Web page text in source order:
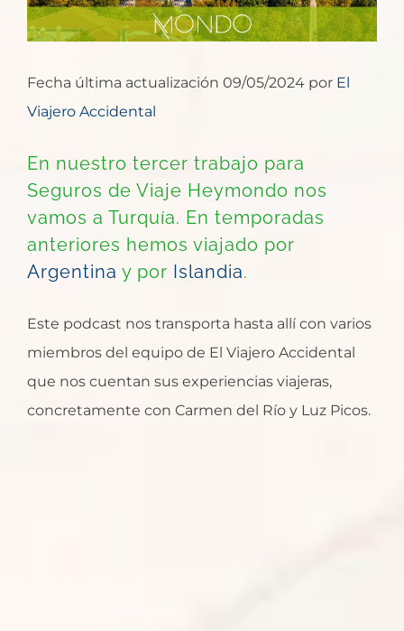
Fecha última actualización 09/05/2024 por El
Viajero Accidental
En nuestro tercer trabajo para
Seguros de Viaje Heymondo nos
vamos a Turquía. En temporadas
anteriores hemos viajado por
Argentina y por Islandia.
Este podcast nos transporta hasta allí con varios
miembros del equipo de El Viajero Accidental
que nos cuentan sus experiencias viajeras,
concretamente con Carmen del Río y Luz Picos.